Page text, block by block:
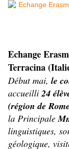
Echange
Terracina
Début mai, le
accueilli24
(région de
la Principale
linguistiques,
géologique,